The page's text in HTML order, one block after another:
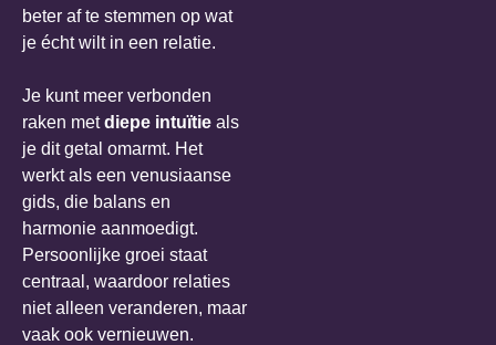
beter af te stemmen op wat
je écht wilt in een relatie.
Je kunt meer verbonden
raken metdiepe intuïtie als
je dit getal omarmt. Het
werkt als een venusiaanse
gids, die balans en
harmonie aanmoedigt.
Persoonlijke groei staat
centraal, waardoor relaties
niet alleen veranderen, maar
vaak ook vernieuwen.